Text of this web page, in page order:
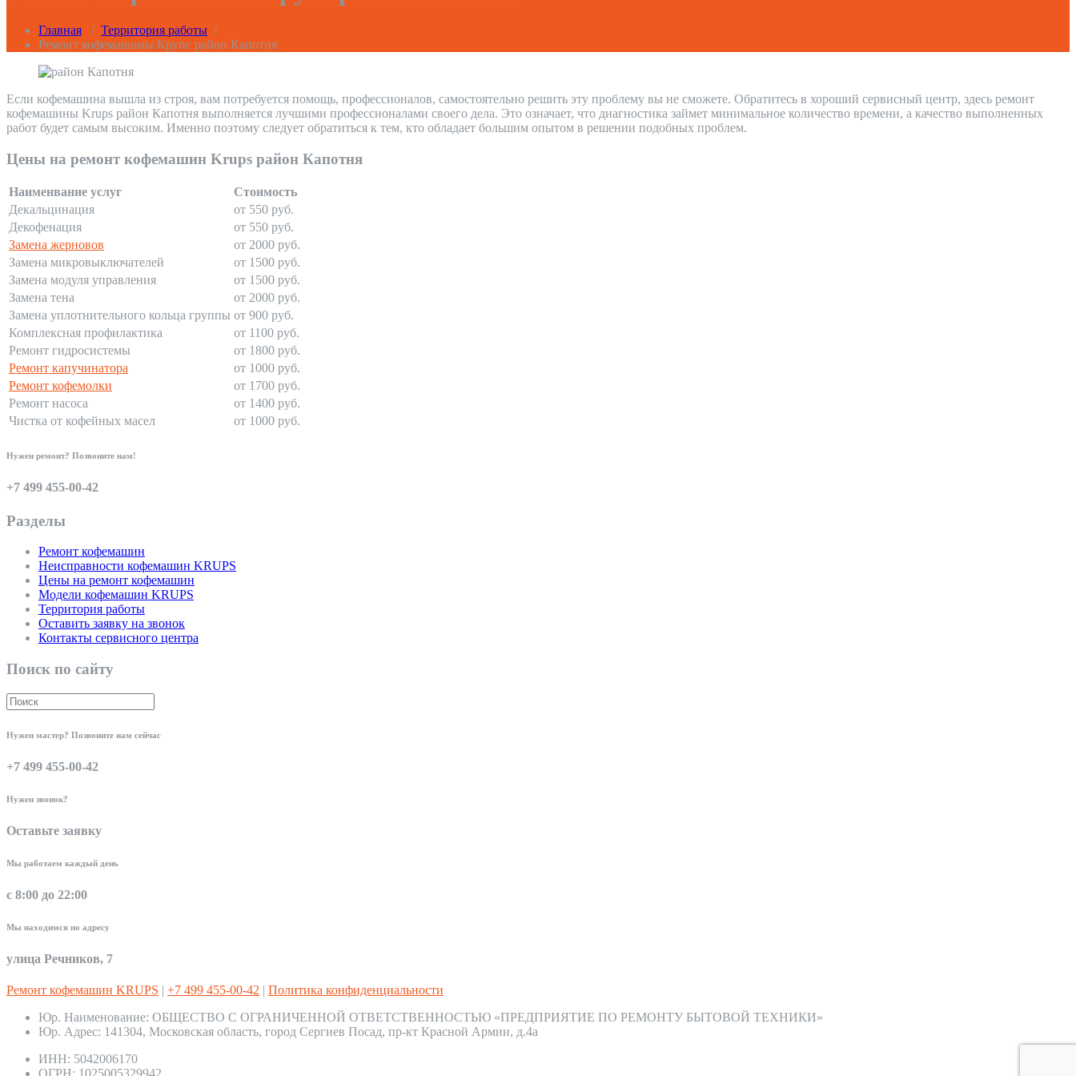
Главная / Территория работы /
Ремонт кофемашины Крупс район Капотня
Если кофемашина вышла из строя, вам потребуется помощь, профессионалов, самостоятельно решить эту проблему вы не сможете. Обратитесь в хороший сервисный центр, здесь ремонт
кофемашины Krups район Капотня выполняется лучшими профессионалами своего дела. Это означает, что диагностика займет минимальное количество времени, а качество выполненных
работ будет самым высоким. Именно поэтому следует обратиться к тем, кто обладает большим опытом в решении подобных проблем.
Цены на ремонт кофемашин Krups район Капотня
Наименвание услуг
Стоимость
Декальцинация
от 550 руб.
Декофенация
от 550 руб.
Замена жерновов
от 2000 руб.
Замена микровыключателей
от 1500 руб.
Замена модуля управления
от 1500 руб.
Замена тена
от 2000 руб.
Замена уплотнительного кольца группы от 900 руб.
Комплексная профилактика
от 1100 руб.
Ремонт гидросистемы
от 1800 руб.
Ремонт капучинатора
от 1000 руб.
Ремонт кофемолки
от 1700 руб.
Ремонт насоса
от 1400 руб.
Чистка от кофейных масел
от 1000 руб.
Нужен ремонт? Позвоните нам!
+7 499 455-00-42
Разделы
Ремонт кофемашин
Неисправности кофемашин KRUPS
Цены на ремонт кофемашин
Модели кофемашин KRUPS
Территория работы
Оставить заявку на звонок
Контакты сервисного центра
Поиск по сайту
Нужен мастер? Позвоните нам сейчас
+7 499 455-00-42
Нужен звонок?
Оставьте заявку
Мы работаем каждый день
с 8:00 до 22:00
Мы находимся по адресу
улица Речников, 7
Ремонт кофемашин KRUPS | +7 499 455-00-42 | Политика конфиденциальности
Юр. Наименование: ОБЩЕСТВО С ОГРАНИЧЕННОЙ ОТВЕТСТВЕННОСТЬЮ «ПРЕДПРИЯТИЕ ПО РЕМОНТУ БЫТОВОЙ ТЕХНИКИ»
Юр. Адрес: 141304, Московская область, город Сергиев Посад, пр-кт Красной Армии, д.4а
ИНН: 5042006170
ОГРН: 1025005329942